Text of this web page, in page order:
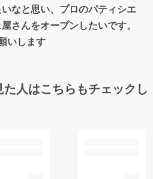
なと思い、プロのパティシエ
さんをオープンしたいです。
いします
人はこちらもチェックし